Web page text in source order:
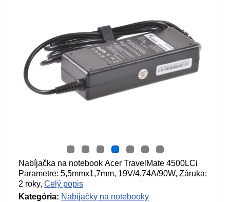
Nabíjačka na notebook Acer TravelMate 4500LCi
Parametre: 5,5mmx1,7mm, 19V/4,74A/90W, Záruka:
2 roky, Celý popis
Kategória: Nabíjačky na notebooky